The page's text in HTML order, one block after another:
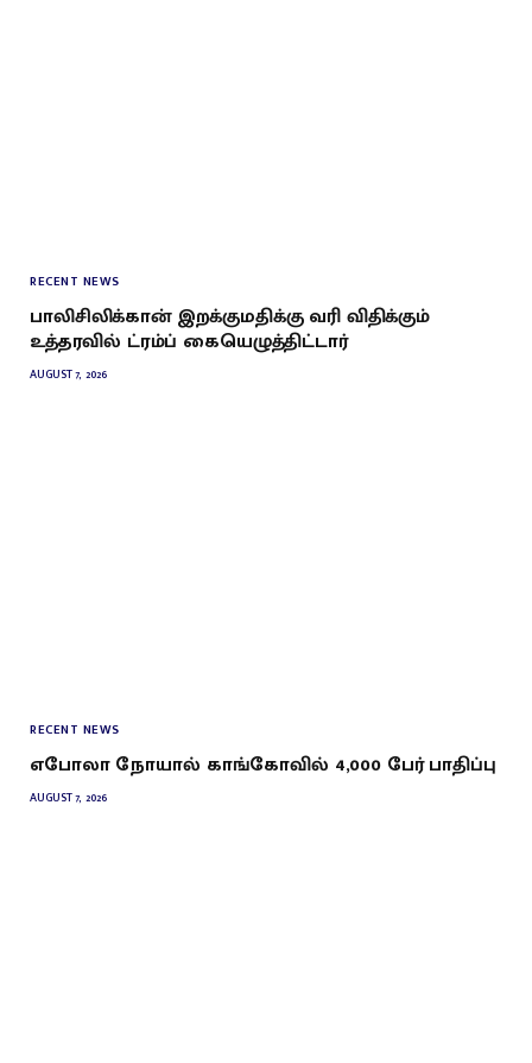
RECENT NEWS
பாலிசிலிக்கான் இறக்குமதிக்கு வரி விதிக்கும்
உத்தரவில் ட்ரம்ப் கையெழுத்திட்டார்
AUGUST 7, 2026
RECENT NEWS
எபோலா நோயால் காங்கோவில் 4,000 பேர் பாதிப்பு
AUGUST 7, 2026